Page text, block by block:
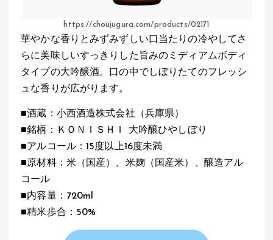
https://choujugura.com/products/02171
華やかな香りとみずみずしい口当たりの冷やしてさ
らに美味しいすっきりした旨みのミディアムボディ
タイプの大吟醸酒。口の中でしぼりたてのフレッシ
ュな香りが広がります。
■酒蔵：小西酒造株式会社（兵庫県）
■銘柄：ＫＯＮＩＳＨＩ 大吟醸ひやしぼり
■アルコール：15度以上16度未満
■原材料：米（国産）、米麹（国産米）、醸造アル
コール
■内容量：720ml
■精米歩合：50%